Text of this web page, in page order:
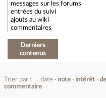
messages sur les forums
entrées du suivi
ajouts au wiki
commentaires
Derniers
contenus
Trier par : date note intérêt
commentaire